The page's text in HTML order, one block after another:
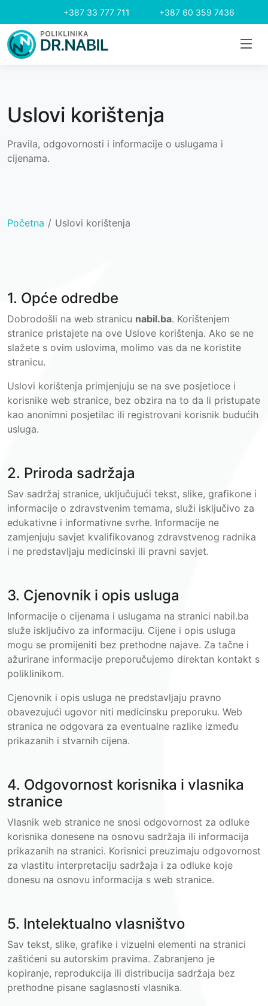
+387 33 777 711 +387 60 359 7436
Uslovi korištenja
Pravila, odgovornosti i informacije o uslugama i
cijenama.
Početna Uslovi korištenja
1. Opće odredbe
Dobrodošli na web stranicu nabil.ba. Korištenjem
stranice pristajete na ove Uslove korištenja. Ako se ne
slažete s ovim uslovima, molimo vas da ne koristite
stranicu.
Uslovi korištenja primjenjuju se na sve posjetioce i
korisnike web stranice, bez obzira na to da li pristupate
kao anonimni posjetilac ili registrovani korisnik budućih
usluga.
2. Priroda sadržaja
Sav sadržaj stranice, uključujući tekst, slike, grafikone i
informacije o zdravstvenim temama, služi isključivo za
edukativne i informativne svrhe. Informacije ne
zamjenjuju savjet kvalifikovanog zdravstvenog radnika
i ne predstavljaju medicinski ili pravni savjet.
3. Cjenovnik i opis usluga
Informacije o cijenama i uslugama na stranici nabil.ba
služe isključivo za informaciju. Cijene i opis usluga
mogu se promijeniti bez prethodne najave. Za tačne i
ažurirane informacije preporučujemo direktan kontakt s
poliklinikom.
Cjenovnik i opis usluga ne predstavljaju pravno
obavezujući ugovor niti medicinsku preporuku. Web
stranica ne odgovara za eventualne razlike između
prikazanih i stvarnih cijena.
4. Odgovornost korisnika i vlasnika
stranice
Vlasnik web stranice ne snosi odgovornost za odluke
korisnika donesene na osnovu sadržaja ili informacija
prikazanih na stranici. Korisnici preuzimaju odgovornost
za vlastitu interpretaciju sadržaja i za odluke koje
donesu na osnovu informacija s web stranice.
5. Intelektualno vlasništvo
Sav tekst, slike, grafike i vizuelni elementi na stranici
zaštićeni su autorskim pravima. Zabranjeno je
kopiranje, reprodukcija ili distribucija sadržaja bez
prethodne pisane saglasnosti vlasnika.